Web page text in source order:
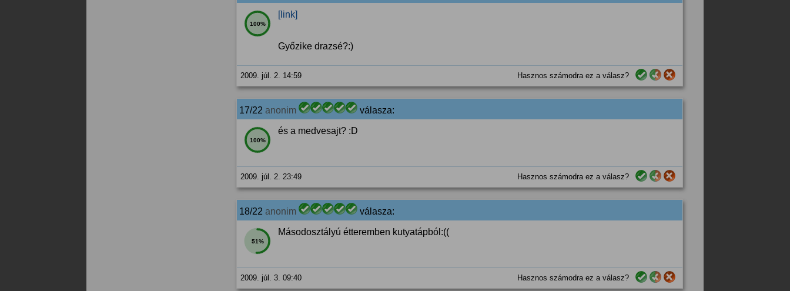
100%
[link]
Győzike drazsé?:)
2009. júl. 2. 14:59 Hasznos számodra ez a válasz?
17/22 anonim válasza:
100%
és a medvesajt? :D
2009. júl. 2. 23:49 Hasznos számodra ez a válasz?
18/22 anonim válasza:
51%
Másodosztályú étteremben kutyatápból:((
2009. júl. 3. 09:40 Hasznos számodra ez a válasz?